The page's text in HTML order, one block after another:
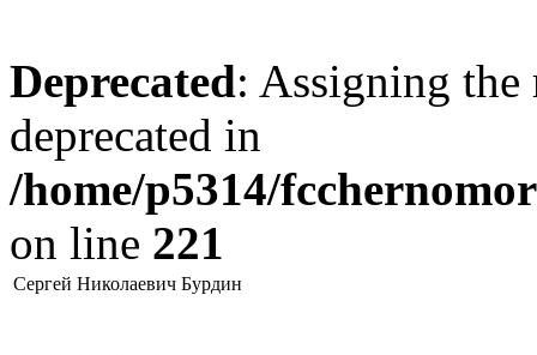
Deprecated: Assigning the
deprecated in
/home/p5314/
on line 221
Сергей Николаевич Бурдин